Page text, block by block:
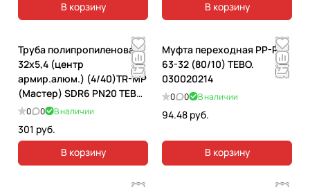
В корзину
В корзину
Труба полипропиленовая
32х5,4 (центр
армир.алюм.) (4/40)TR-MP
(Мастер) SDR6 PN20 TEBO.
030010704
0 0 В наличии
301 руб.
В корзину
Муфта переходная PP-R
63-32 (80/10) TEBO.
030020214
0 0 В наличии
94.48 руб.
В корзину